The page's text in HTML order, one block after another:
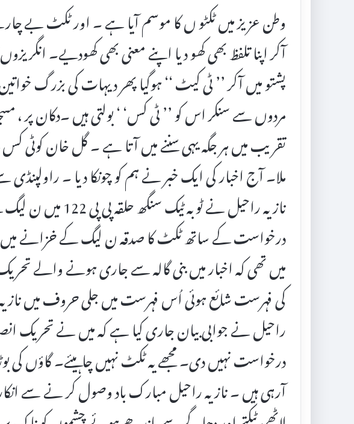
وطن عزیز میں ٹکٹو ں کا موسم آیا ہے ۔ اور ٹکٹ بے
آکر اپنا تلفظ بھی کھو دیا اپنے معنی بھی کھودیے۔
پشتو میں آکر ’’ ٹی کیٹ ‘‘ ہوگیا پھر دیہات کی بزرگ
مردوں سے سنکر اس کو ’’ ٹی کس‘ ‘ بولتی ہیں ۔دکان پر ،
تقریب میں ہر جگہ یہی سننے میں آتا ہے ۔ گل خان کوٹی
ملا۔ آج اخبار کی ایک خبر نے ہم کو چونکا دیا ۔ راولپنڈی
نازیہ راحیل نے
درخواست کے ساتھ ٹکٹ کا صدقہ ن لیگ کے خزانے میں
میں تھی کہ اخبار میں بنی گالہ سے جاری ہونے والے
کی فہرست شائع ہوئی اُس فہرست میں جلی حروف میں
راحیل نے جوابی بیان جاری کیا ہے کہ میں نے
درخواست نہیں دی۔ مجھے یہ ٹکٹ نہیں چاہیئے۔ گاؤں کی
آرہی ہیں ۔ نازیہ راحیل مبارک باد وصول کر نے سے